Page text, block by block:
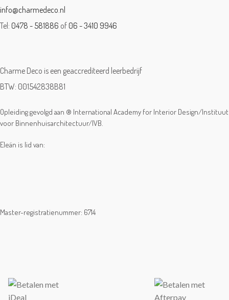
info@charmedeco.nl
Tel: 0478 - 581886 of 06 - 3410 9946
Charme Deco is een geaccrediteerd leerbedrijf
BTW: 001542838B81
Opleiding gevolgd aan ® International Academy for Interior Design/Instituut
voor Binnenhuisarchitectuur/IVB.
Eleän is lid van:
Master-registratienummer: 6714